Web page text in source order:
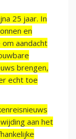
25 jaar. In
en
aandacht
brengen,
echt toe
aan het